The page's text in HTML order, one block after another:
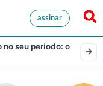
assinar
seu período: o